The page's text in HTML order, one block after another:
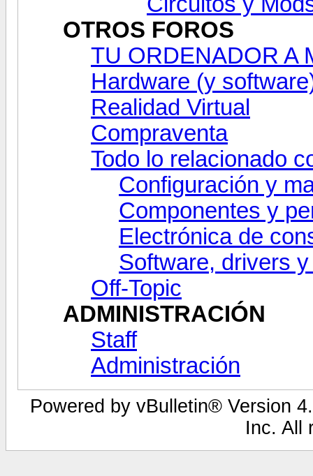
OTROS FOROS
TU ORDENADOR A
Hardware (y
Realidad Virtual
Compraventa
Todo lo relacionado
Configuración y
Componentes y
Electrónica de
Software, drivers
Off-Topic
ADMINISTRACIÓN
Staff
Administración
Powered by vBulletin® Version
Inc. All